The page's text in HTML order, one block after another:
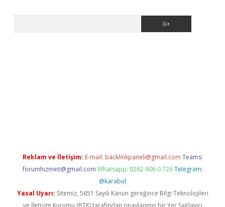
Reklam ve İletişim: E-mail: backlinkpaneli@gmail.com Teams:
forumhizmeti@gmail.com Whatsapp: 0262 606 0 726 Telegram:
@karabul
Yasal Uyarı: Sitemiz, 5651 Sayılı Kanun gereğince Bilgi Teknolojileri
ve İletişim Kurumu (BTK) tarafından onaylanmış bir Yer Sağlayıcı